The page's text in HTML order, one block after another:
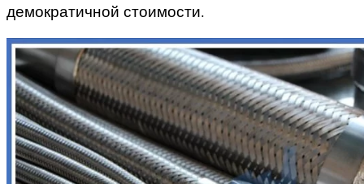
демократичной стоимости.